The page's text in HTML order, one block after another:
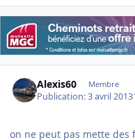
Alexis60 Membre
Publication:3 avril 2013
on ne peut pas mette des